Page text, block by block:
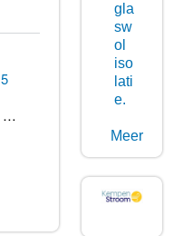
5
…
gla
sw
ol
iso
lati
e.
Meer